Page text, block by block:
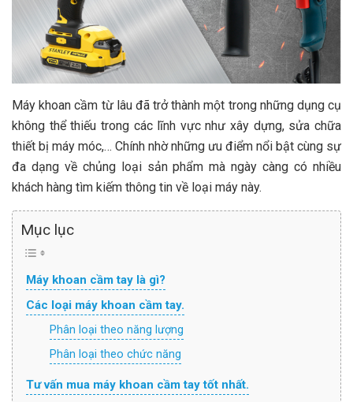
Máy khoan cầm từ lâu đã trở thành một trong những dụng cụ
không thể thiếu trong các lĩnh vực như xây dựng, sửa chữa
thiết bị máy móc,… Chính nhờ những ưu điểm nổi bật cùng sự
đa dạng về chủng loại sản phẩm mà ngày càng có nhiều
khách hàng tìm kiếm thông tin về loại máy này.
Mục lục
Máy khoan cầm tay là gì?
Các loại máy khoan cầm tay.
Phân loại theo năng lượng
Phân loại theo chức năng
Tư vấn mua máy khoan cầm tay tốt nhất.